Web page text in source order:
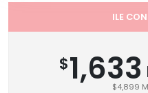
ILE
$1,633
$4,899